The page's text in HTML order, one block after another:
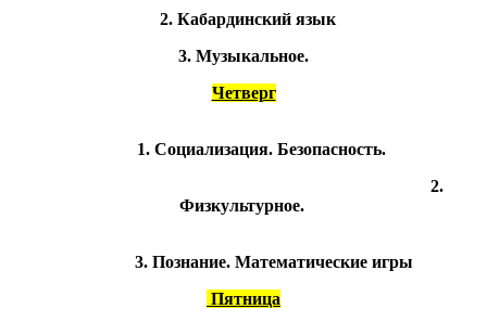
2. Кабардинский язык
3. Музыкальное.
Четверг
1. Социализация. Безопасность.
2.
Физкультурное.
3. Познание. Математические игры
Пятница